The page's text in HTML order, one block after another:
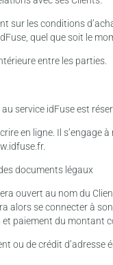
sur les conditions
quel que soit le
entre les parties.
service idFuse est
en ligne. Il
documents légaux
ouvert au nom du
alors se connecter à
paiement du montant
ou de crédit